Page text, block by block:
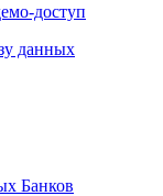
доступ
данных
Банков